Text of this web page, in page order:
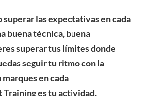
superar las expectativas en cada
buena técnica, buena
superar tus límites donde
seguir tu ritmo con la
en cada
es tu actividad.